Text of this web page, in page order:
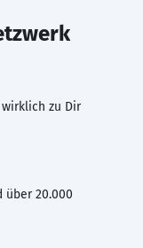
wirklich zu Dir
über 20.000